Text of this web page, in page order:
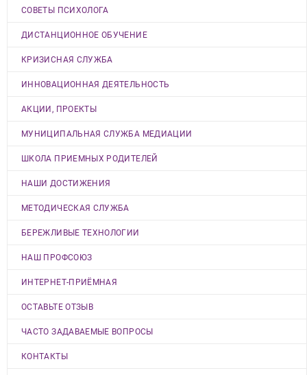
СОВЕТЫ ПСИХОЛОГА
ДИСТАНЦИОННОЕ ОБУЧЕНИЕ
КРИЗИСНАЯ СЛУЖБА
ИННОВАЦИОННАЯ ДЕЯТЕЛЬНОСТЬ
АКЦИИ, ПРОЕКТЫ
МУНИЦИПАЛЬНАЯ СЛУЖБА МЕДИАЦИИ
ШКОЛА ПРИЕМНЫХ РОДИТЕЛЕЙ
НАШИ ДОСТИЖЕНИЯ
МЕТОДИЧЕСКАЯ СЛУЖБА
БЕРЕЖЛИВЫЕ ТЕХНОЛОГИИ
НАШ ПРОФСОЮЗ
ИНТЕРНЕТ-ПРИЁМНАЯ
ОСТАВЬТЕ ОТЗЫВ
ЧАСТО ЗАДАВАЕМЫЕ ВОПРОСЫ
КОНТАКТЫ